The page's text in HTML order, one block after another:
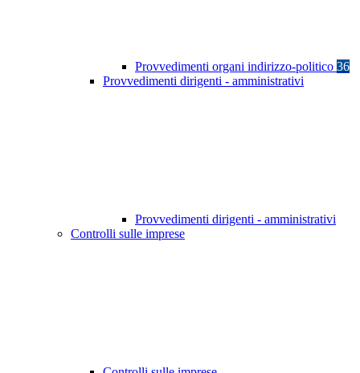
Provvedimenti organi indirizzo-politico 36
Provvedimenti dirigenti - amministrativi
Provvedimenti dirigenti - amministrativi
Controlli sulle imprese